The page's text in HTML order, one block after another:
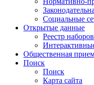
Социальные
Открытые данные
Реестр
Общественная
Поиск
Поиск
Карта сайта